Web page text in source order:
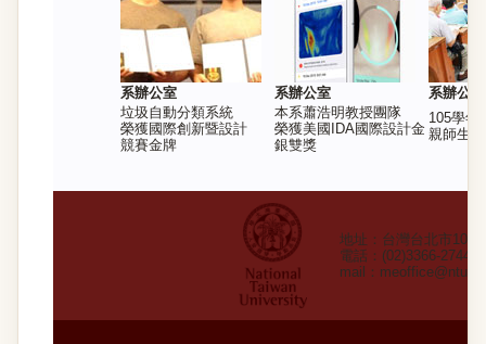
系辦公室
垃圾自動分類系統
榮獲國際創新暨設計
競賽金牌
系辦公室
本系蕭浩明教授團隊
榮獲美國IDA國際設計金
銀雙獎
系辦公室
105學年
親師生
地址：台灣台北市106
電話：(02)3366-
mail：